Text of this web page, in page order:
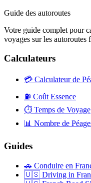
Guide des autoroutes
Votre guide complet pour
voyages sur les autoroutes
Calculateurs
💳 Calculateur de
⛽ Coût Essence
⏱️ Temps de Voyage
📊 Nombre de
Guides
🚗 Conduire en
🇺🇸 Driving in